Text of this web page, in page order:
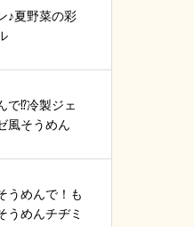
♪夏野菜の彩
で⁉冷製ジェ
風そうめん
うめんで！も
うめんチヂミ